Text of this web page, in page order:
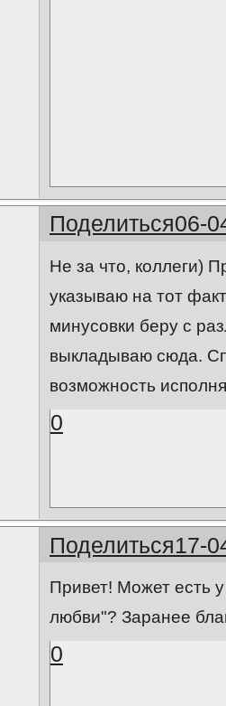
Поделиться06-
Не за что, коллеги)
указываю на тот
минусовки беру с
выкладываю сюда.
возможность
0
Поделиться17-
Привет! Может есть
любви"? Заранее
0